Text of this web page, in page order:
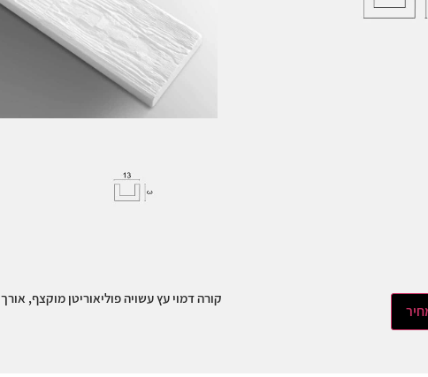
קורה דמוי עץ עשויה פוליאוריטן מוקצף, אורך 2.6 מ׳, צבע לבן